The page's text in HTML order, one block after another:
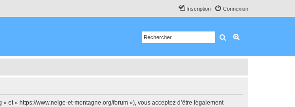
Connexion
Inscription
Rechercher
et « https://www.neige-et-montagne.org/forum »), vous acceptez d’être légalement